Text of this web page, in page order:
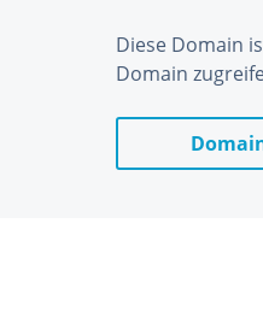
Diese Domain
Domain